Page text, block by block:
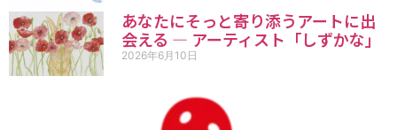
あなたにそっと寄り添うアートに出
会える ― アーティスト「しずかな」
2026年6月10日